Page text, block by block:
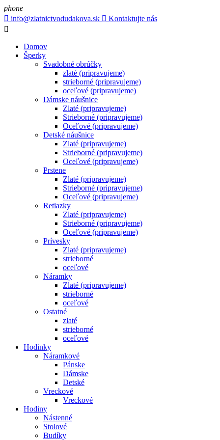
phone
 info@zlatnictvodudakova.sk  Kontaktujte nás

Domov
Šperky
Svadobné obrúčky
zlaté (pripravujeme)
strieborné (pripravujeme)
oceľové (pripravujeme)
Dámske náušnice
Zlaté (pripravujeme)
Strieborné (pripravujeme)
Oceľové (pripravujeme)
Detské náušnice
Zlaté (pripravujeme)
Strieborné (pripravujeme)
Oceľové (pripravujeme)
Prstene
Zlaté (pripravujeme)
Strieborné (pripravujeme)
Oceľové (pripravujeme)
Retiazky
Zlaté (pripravujeme)
Strieborné (pripravujeme)
Oceľové (pripravujeme)
Prívesky
Zlaté (pripravujeme)
strieborné
oceľové
Náramky
Zlaté (pripravujeme)
strieborné
oceľové
Ostatné
zlaté
strieborné
oceľové
Hodinky
Náramkové
Pánske
Dámske
Detské
Vreckové
Vreckové
Hodiny
Nástenné
Stolové
Budíky